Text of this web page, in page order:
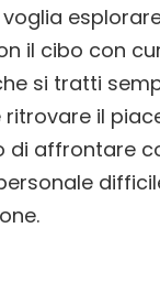
il cibo con
si tratti
ritrovare il
di affrontare